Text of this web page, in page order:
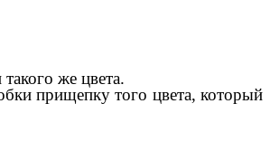
же цвета.
прищепку того цвета, который